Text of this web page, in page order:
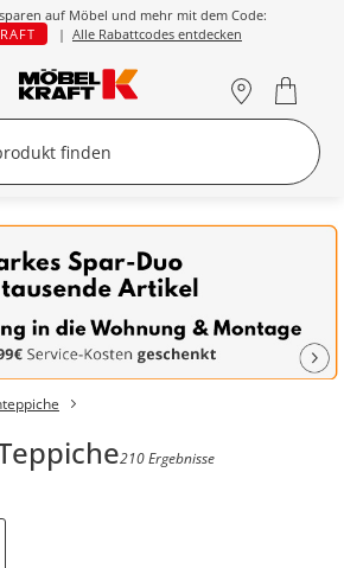
sparen auf Möbel und mehr mit dem Code:
| Alle Rabattcodes entdecken
210 Ergebnisse